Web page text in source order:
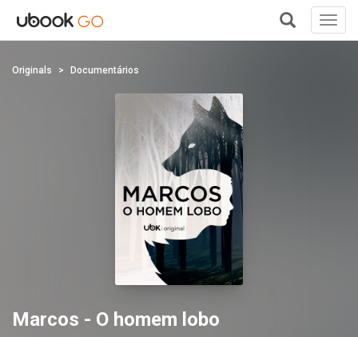
Originals Documentários
Marcos - O homem lobo